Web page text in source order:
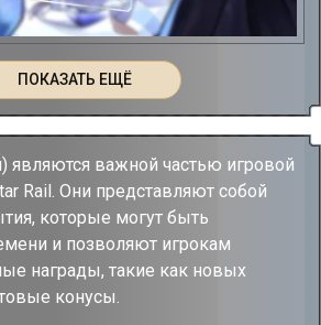
ПОКАЗАТЬ ЕЩЁ
важной частью игровой
Rail. Они представляют собой
которые могут быть
и позволяют игрокам
награды, такие как новых
конусы.